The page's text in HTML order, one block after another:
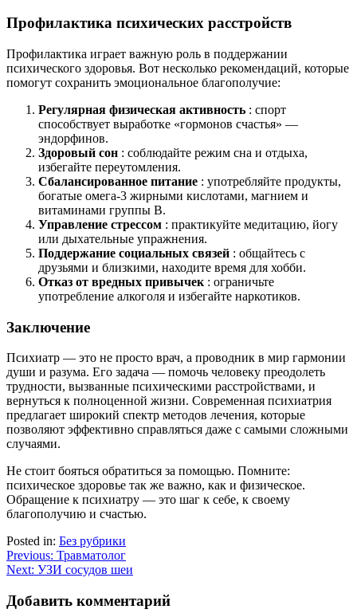
Профилактика психических расстройств
Профилактика играет важную роль в поддержании
психического здоровья. Вот несколько рекомендаций, которые
помогут сохранить эмоциональное благополучие:
Регулярная физическая активность : спорт
способствует выработке «гормонов счастья» —
эндорфинов.
Здоровый сон : соблюдайте режим сна и отдыха,
избегайте переутомления.
Сбалансированное питание : употребляйте продукты,
богатые омега-3 жирными кислотами, магнием и
витаминами группы B.
Управление стрессом : практикуйте медитацию, йогу
или дыхательные упражнения.
Поддержание социальных связей : общайтесь с
друзьями и близкими, находите время для хобби.
Отказ от вредных привычек : ограничьте
употребление алкоголя и избегайте наркотиков.
Заключение
Психиатр — это не просто врач, а проводник в мир гармонии
души и разума. Его задача — помочь человеку преодолеть
трудности, вызванные психическими расстройствами, и
вернуться к полноценной жизни. Современная психиатрия
предлагает широкий спектр методов лечения, которые
позволяют эффективно справляться даже с самыми сложными
случаями.
Не стоит бояться обратиться за помощью. Помните:
психическое здоровье так же важно, как и физическое.
Обращение к психиатру — это шаг к себе, к своему
благополучию и счастью.
Posted in: Без рубрики
Навигация
по
записям
Previous: Травматолог
Next: УЗИ сосудов шеи
Добавить комментарий